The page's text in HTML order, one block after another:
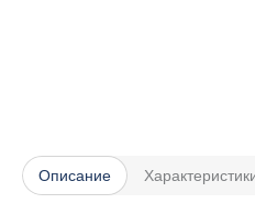
Описание